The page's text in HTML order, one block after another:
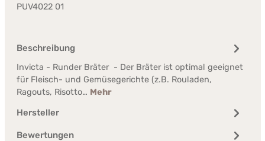
PUV4022 01
Beschreibung
Invicta - Runder Bräter - Der Bräter ist optimal geeignet
für Fleisch- und Gemüsegerichte (z.B. Rouladen,
Ragouts, Risotto… Mehr
Hersteller
Bewertungen